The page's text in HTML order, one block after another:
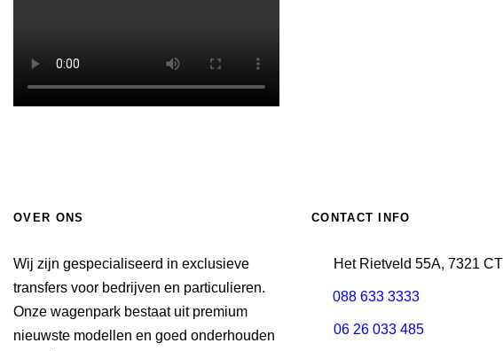
OVER ONS
Wij zijn gespecialiseerd in exclusieve
transfers voor bedrijven en particulieren.
Onze wagenpark bestaat uit premium
nieuwste modellen en goed onderhouden
CONTACT INFO
Het Rietveld 55A, 7321
088 633 3333
06 26 033 485